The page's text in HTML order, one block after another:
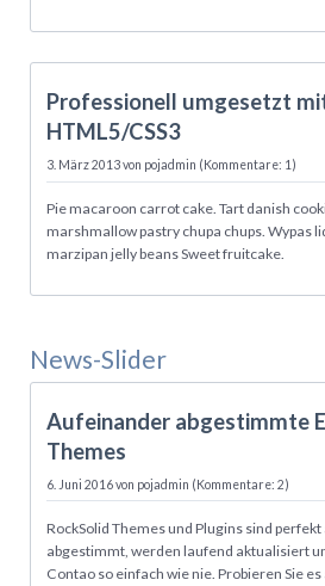
03.03.
Professionell umgesetzt
HTML5/CSS3
3. März 2013von pojadmin (Kommentare: 1)
Pie macaroon carrot cake. Tart danish
marshmallow pastry chupa chups. Wypas
marzipan jelly beans Sweet fruitcake.
News-Slider
06.06.
Aufeinander abgestimmte
Themes
6. Juni 2016von pojadmin (Kommentare: 2)
RockSolid Themes und Plugins sind
abgestimmt, werden laufend aktualisiert
Contao so einfach wie nie. Probieren Sie es